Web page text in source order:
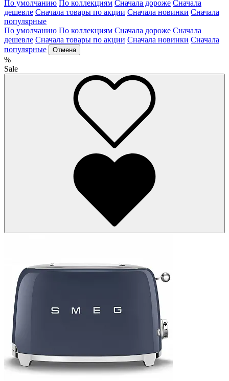
По умолчанию По коллекциям Сначала дороже Сначала
дешевле Сначала товары по акции Сначала новинки Сначала
популярные
По умолчанию По коллекциям Сначала дороже Сначала
дешевле Сначала товары по акции Сначала новинки Сначала
популярные
Отмена
%
Sale